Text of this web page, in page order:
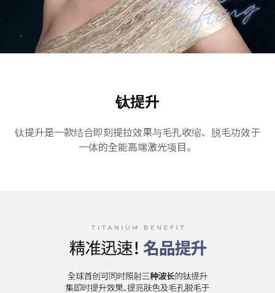
钛提升
钛提升是一款结合即刻提拉效果与毛孔收缩、脱毛功效于
一体的全能高端激光项目。